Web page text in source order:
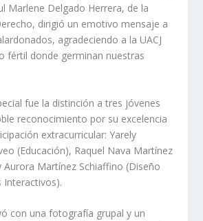
Marlene Delgado Herrera, de la
dirigió un emotivo mensaje a
agradeciendo a la UACJ
fértil donde germinan nuestras
fue la distinción a tres jóvenes
reconocimiento por su excelencia
extracurricular: Yarely
(Educación), Raquel Nava Martínez
Aurora Martínez Schiaffino (Diseño
Interactivos).
con una fotografía grupal y un